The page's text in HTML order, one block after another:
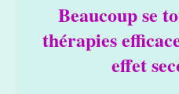
Beaucoup se
thérapies
effet